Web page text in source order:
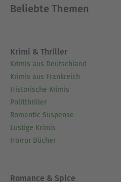
Beliebte Themen
Krimi & Thriller
Krimis aus Deutschland
Krimis aus Frankreich
Historische Krimis
Politthriller
Romantic Suspense
Lustige Krimis
Horror Bücher
Romance & Spice